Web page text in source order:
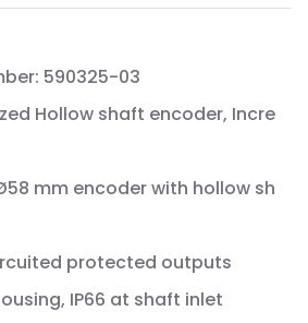
590325-03
Hollow shaft encoder, Incre
mm encoder with hollow sh
protected outputs
IP66 at shaft inlet